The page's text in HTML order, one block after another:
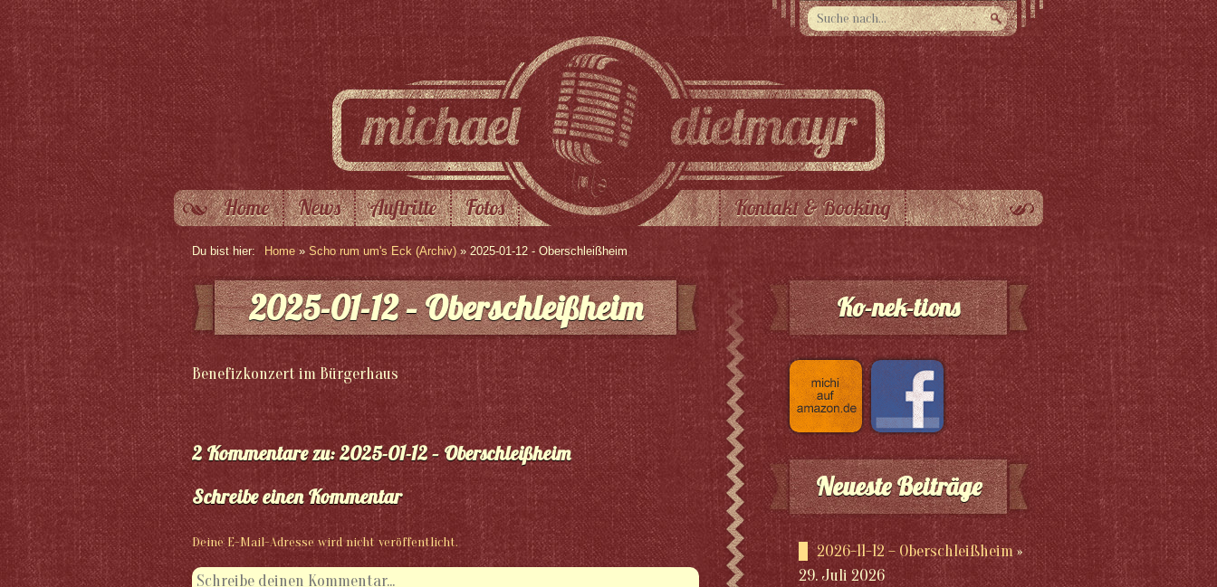
Home News Auftritte Fotos Kontakt & Booking
Du bist hier: Home» Scho rum um's Eck (Archiv)» 2025-01-12 - Oberschleißheim
2025-01-12 – Oberschleißheim
Benefizkonzert im Bürgerhaus
2 Kommentare zu: 2025-01-12 – Oberschleißheim
Schreibe einen Kommentar
Deine E-Mail-Adresse wird nicht veröffentlicht.
Ko-nek-tions
Neueste Beiträge
2026-11-12 – Oberschleißheim
29. Juli 2026